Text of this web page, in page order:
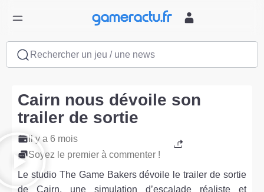
Rechercher un jeu / une news
Cairn nous dévoile son
trailer de sortie
Il y a 6 mois
Soyez le premier à commenter !
Le studio The Game Bakers dévoile le trailer de sortie
de Cairn, une simulation d’escalade réaliste et